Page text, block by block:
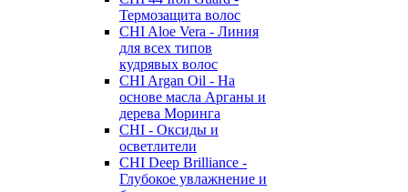
Термозащита волос
CHI Aloe Vera - Линия
для всех типов
кудрявых волос
CHI Argan Oil - На
основе масла Арганы и
дерева Моринга
CHI - Оксиды и
осветлители
CHI Deep Brilliance -
Глубокое увлажнение и